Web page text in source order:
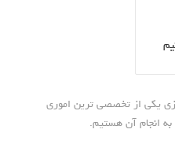
یکی از تخصصی ترین اموری
انجام آن هستیم.